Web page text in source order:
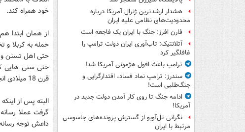
هشدار ارشدترین ژنرال آمریکا درباره
محدودیت‌های نظامی علیه ایران
فارن افرز: جنگ با ایران یک فاجعه است
آتلانتیک: تاب‌آوری ایران دولت ترامپ را
غافلگیر کرد
ترامپ باعث افول هژمونی آمریکا شد!
سندرز: ترامپ نماد فساد، اقتدارگرایی و
جنگ‌طلبی است!
ادامه جنگ تا روی کار آمدن دولت جدید در
آمریکا!
نگرانی تل‌آویو از گسترش پرونده‌های جاسوسی
مرتبط با ایران
خود همراه کند.
از همان ابتدا
حمله به کربلا و
حتی اهل تسنن و
حتی سنی هایی
قرن 18 میلادی انجام داد.
البته پس از
گرفت عملا
داعش توجه